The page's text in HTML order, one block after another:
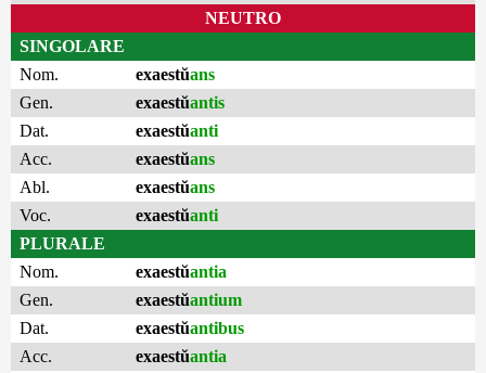
NEUTRO
SINGOLARE
Nom.
exaestŭans
Gen.
exaestŭantis
Dat.
exaestŭanti
Acc.
exaestŭans
Abl.
exaestŭans
Voc.
exaestŭanti
PLURALE
Nom.
exaestŭantia
Gen.
exaestŭantium
Dat.
exaestŭantibus
Acc.
exaestŭantia